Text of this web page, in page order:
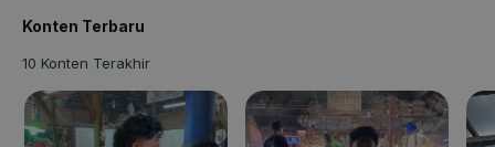
Konten Terbaru
10 Konten Terakhir